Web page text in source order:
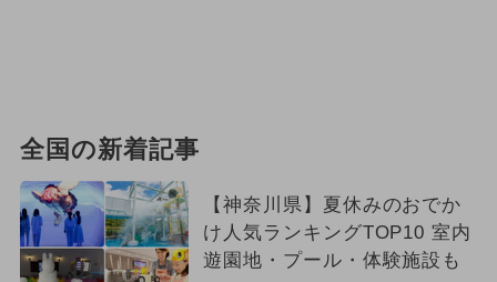
全国の新着記事
【神奈川県】夏休みのおでか
け人気ランキングTOP10 室内
遊園地・プール・体験施設も